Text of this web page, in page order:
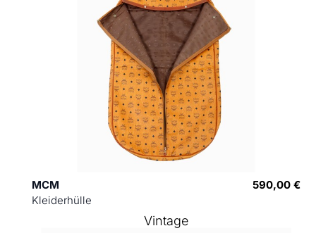
MCM
Kleiderhülle
590,00 €
Vintage